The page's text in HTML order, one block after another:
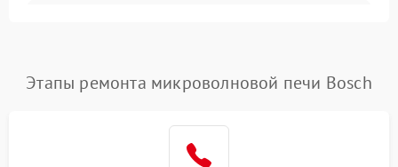
Подробнее →
Этапы ремонта микроволновой печи Bosch